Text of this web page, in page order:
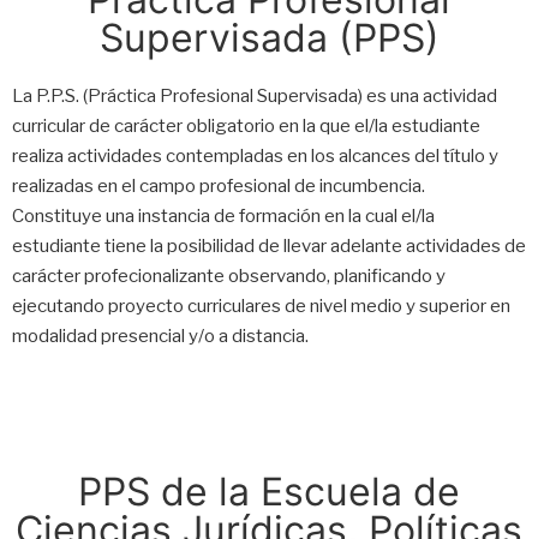
Supervisada (PPS)
La P.P.S. (Práctica Profesional Supervisada) es una actividad
curricular de carácter obligatorio en la que el/la estudiante
realiza actividades contempladas en los alcances del título y
realizadas en el campo profesional de incumbencia.
Constituye una instancia de formación en la cual el/la
estudiante tiene la posibilidad de llevar adelante actividades de
carácter profecionalizante observando, planificando y
ejecutando proyecto curriculares de nivel medio y superior en
modalidad presencial y/o a distancia.
PPS de la Escuela de